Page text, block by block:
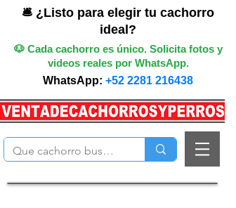
🛎️ ¿Listo para elegir tu cachorro
ideal?
🐶 Cada cachorro es único. Solicita fotos y
videos reales por WhatsApp.
WhatsApp: +52 2281 216438